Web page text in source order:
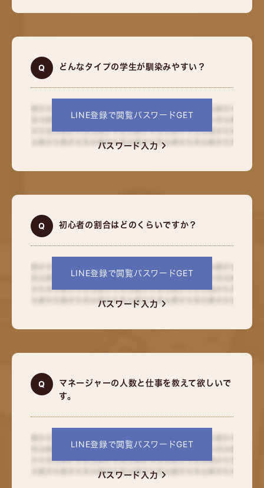
どんなタイプの学生が馴染みやすい？
LINE登録で閲覧パスワードGET
パスワード入力
初心者の割合はどのくらいですか？
LINE登録で閲覧パスワードGET
パスワード入力
マネージャーの人数と仕事を教えて欲しいで
す。
LINE登録で閲覧パスワードGET
パスワード入力